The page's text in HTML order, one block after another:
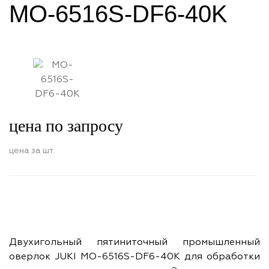
MO-6516S-DF6-40K
цена по запросу
цена за шт.
Двухигольный пятиниточный промышленный
оверлок JUKI MO-6516S-DF6-40K для обработки